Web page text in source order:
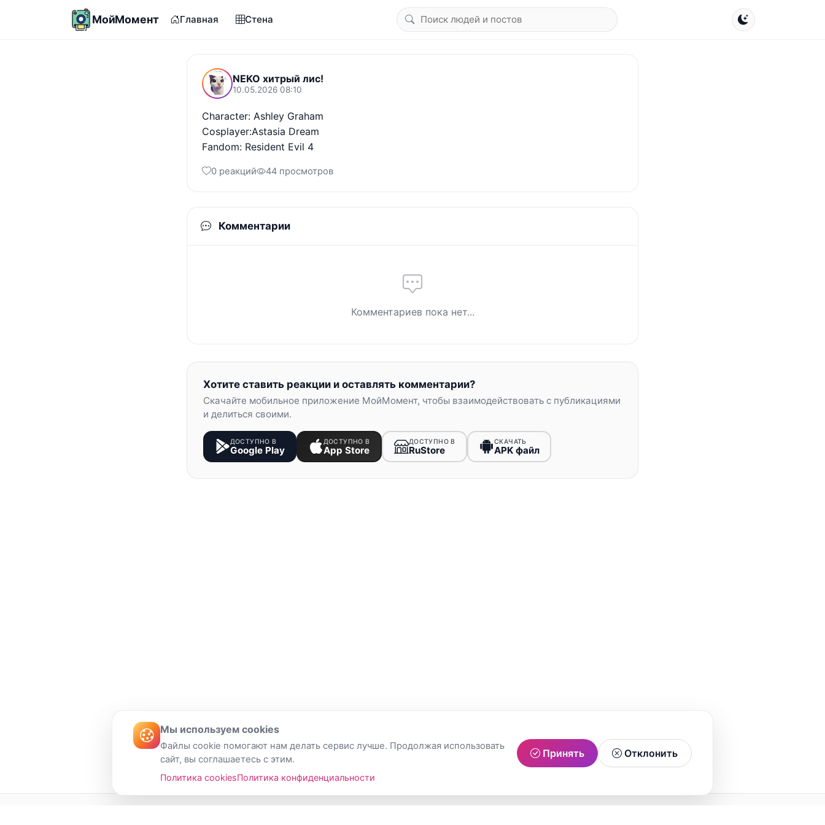
МойМомент Главная Стена
NEKO хитрый лис!
10.05.2026 08:10
Character: Ashley Graham
Cosplayer:Astasia Dream
Fandom: Resident Evil 4
0 реакций 44 просмотров
Комментарии
Комментариев пока нет...
Хотите ставить реакции и оставлять комментарии?
Скачайте мобильное приложение МойМомент, чтобы взаимодействовать с публикациями
и делиться своими.
ДОСТУПНО В
Google Play
ДОСТУПНО В
App Store
ДОСТУПНО В
RuStore
СКАЧАТЬ
APK файл
Мы используем cookies
Файлы cookie помогают нам делать сервис лучше. Продолжая использовать
сайт, вы соглашаетесь с этим.
Политика cookiesПолитика конфиденциальности
Принять Отклонить